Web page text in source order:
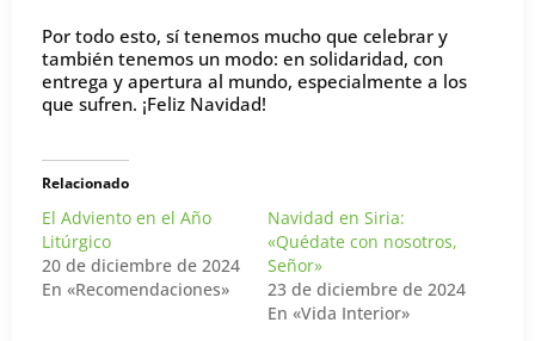
Por todo esto, sí tenemos mucho que celebrar y
también tenemos un modo: en solidaridad, con
entrega y apertura al mundo, especialmente a los
que sufren. ¡Feliz Navidad!
Relacionado
El Adviento en el Año
Litúrgico
20 de diciembre de 2024
En «Recomendaciones»
Navidad en Siria:
«Quédate con nosotros,
Señor»
23 de diciembre de 2024
En «Vida Interior»